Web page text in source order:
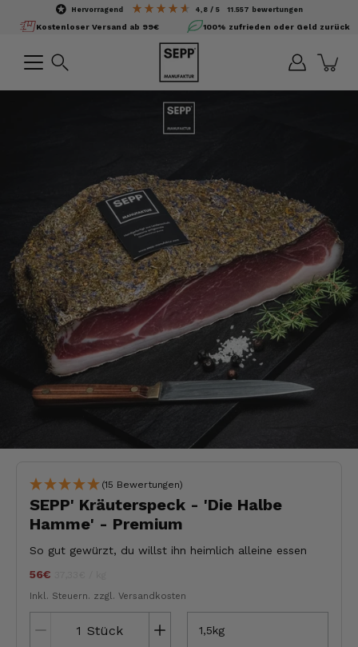
überspringen
Kostenloser Versand ab 99€
hervorragend 4,8 / 5 11.557 bewertungen
100% zufrieden oder Geld zurück
(15 Bewertungen)
SEPP' Kräuterspeck - 'Die Halbe
Hamme' - Premium
So gut gewürzt, du willst ihn heimlich alleine essen
56€
Inkl. Steuern. zzgl. Versandkosten
Stück 1,5kg